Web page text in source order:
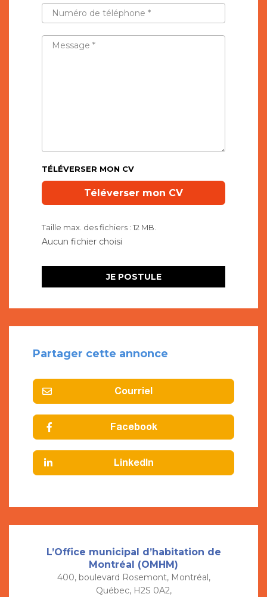
NUMÉRO
TÉLÉPHONE
*MESSAGE
TÉLÉVERSER MON CV
Taille max. des fichiers : 12 MB.
Partager cette annonce
Courriel
Facebook
LinkedIn
L’Office municipal d’habitation de
Montréal (OMHM)
400, boulevard Rosemont, Montréal,
Québec, H2S 0A2,